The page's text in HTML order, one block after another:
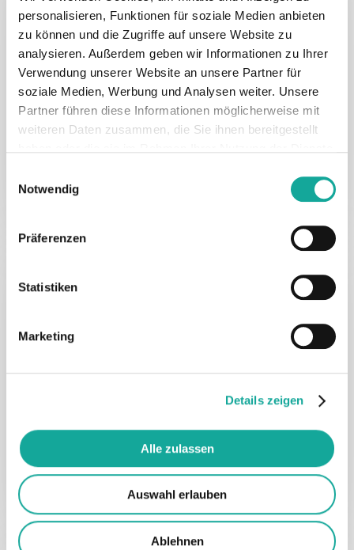
personalisieren, Funktionen für soziale Medien anbieten
zu können und die Zugriffe auf unsere Website zu
analysieren. Außerdem geben wir Informationen zu Ihrer
Verwendung unserer Website an unsere Partner für
soziale Medien, Werbung und Analysen weiter. Unsere
Partner führen diese Informationen möglicherweise mit
weiteren Daten zusammen, die Sie ihnen bereitgestellt
Notwendig
Präferenzen
Statistiken
Marketing
Details zeigen
Alle zulassen
Auswahl erlauben
Ablehnen
Followfood is the first company to
win the German Sustainability
Award three times
The food company followfood from
Friedrichshafen is making history by being the
first company to…
Followfood gewinnt als erstes
Deutschen Nachhaltigkeitspreis
Das Lebensmittelunternehmen followfood aus
Friedrichshafen schreibt Geschichte, indem es
mit…
8. November 2024